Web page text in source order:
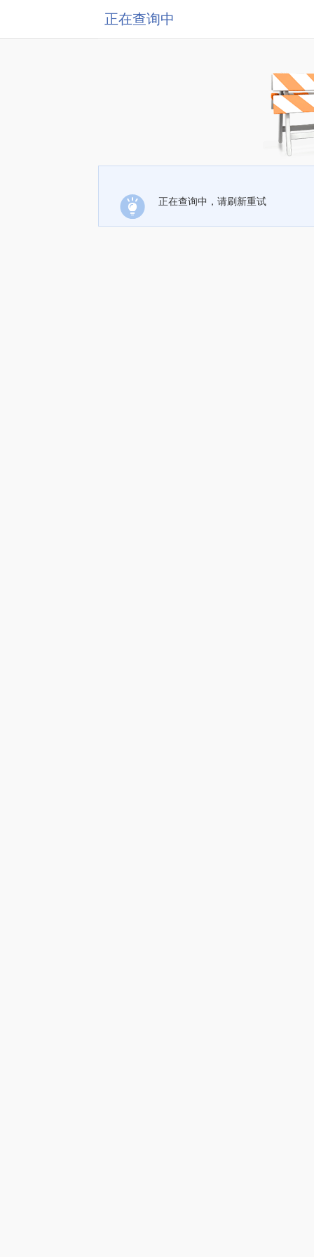
正在查询中
正在查询中，请刷新重试